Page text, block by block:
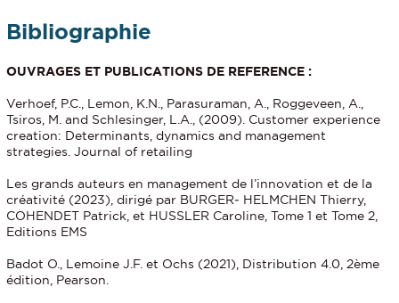
Bibliographie
OUVRAGES ET PUBLICATIONS DE REFERENCE :
Verhoef, P.C., Lemon, K.N., Parasuraman, A., Roggeveen, A.,
Tsiros, M. and Schlesinger, L.A., (2009). Customer experience
creation: Determinants, dynamics and management
strategies. Journal of retailing
Les grands auteurs en management de l’innovation et de la
créativité (2023), dirigé par BURGER‐ HELMCHEN Thierry,
COHENDET Patrick, et HUSSLER Caroline, Tome 1 et Tome 2,
Editions EMS
Badot O., Lemoine J.F. et Ochs (2021), Distribution 4.0, 2ème
édition, Pearson.